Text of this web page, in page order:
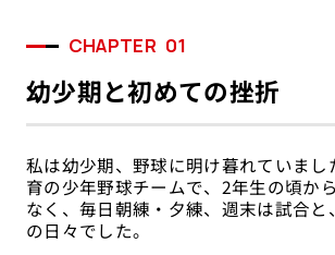
CHAPTER 01
幼少期と初めての挫折
私は幼少期、野球に明け暮れていまし
育の少年野球チームで、2年生の頃か
なく、毎日朝練・夕練、週末は試合と
の日々でした。